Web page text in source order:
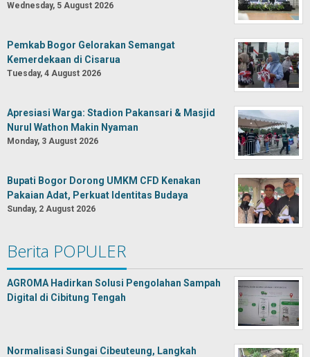
Wednesday, 5 August 2026
Pemkab Bogor Gelorakan Semangat
Kemerdekaan di Cisarua
Tuesday, 4 August 2026
Apresiasi Warga: Stadion Pakansari & Masjid
Nurul Wathon Makin Nyaman
Monday, 3 August 2026
Bupati Bogor Dorong UMKM CFD Kenakan
Pakaian Adat, Perkuat Identitas Budaya
Sunday, 2 August 2026
Berita POPULER
AGROMA Hadirkan Solusi Pengolahan Sampah
Digital di Cibitung Tengah
Normalisasi Sungai Cibeuteung, Langkah